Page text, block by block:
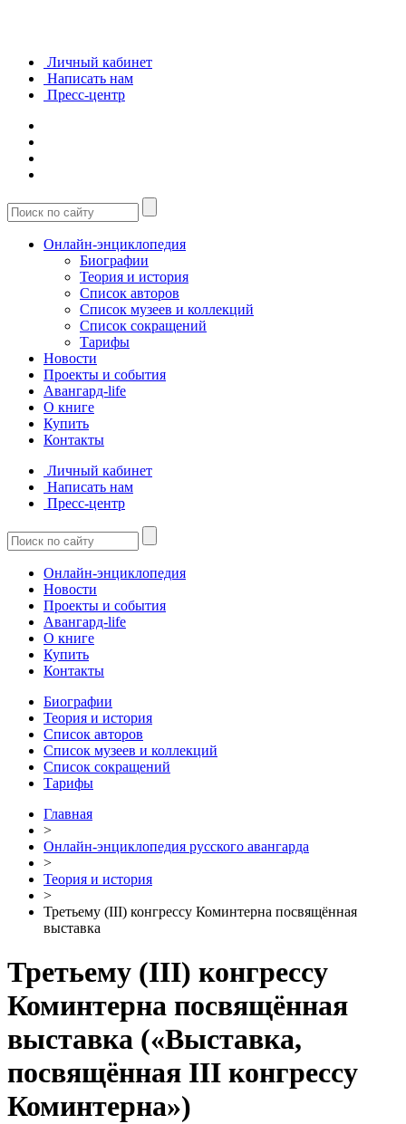
Личный кабинет
Написать нам
Пресс-центр
Онлайн-энциклопедия
Биографии
Теория и история
Список авторов
Список музеев и коллекций
Список сокращений
Тарифы
Новости
Проекты и события
Авангард-life
О книге
Купить
Контакты
Личный кабинет
Написать нам
Пресс-центр
Онлайн-энциклопедия
Новости
Проекты и события
Авангард-life
О книге
Купить
Контакты
Биографии
Теория и история
Список авторов
Список музеев и коллекций
Список сокращений
Тарифы
Главная
>
Онлайн-энциклопедия русского авангарда
>
Теория и история
>
Третьему (III) конгрессу Коминтерна посвящённая
выставка
Третьему (III) конгрессу
Коминтерна посвящённая
выставка («Выставка,
посвящённая III конгрессу
Коминтерна»)